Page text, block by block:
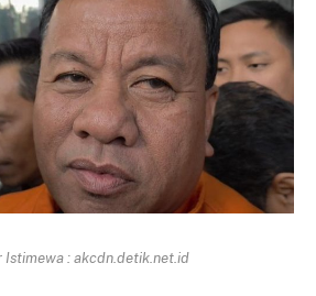
Istimewa : akcdn.detik.net.id